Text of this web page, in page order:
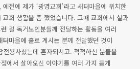
전에 제가 ‘광명교회’라고 새터마을에 위치한
회 생활을 좀 했었습니다. 그때 교회에서 설과
걸 독거노인분들께 전달하는 활동을 여러
마을에 홀로 계시는 분께 전달했던 것이
전용사셨는데 혼자되시고. 적적하신 분들을
에서 살아오신 이야기를 여러 가지 듣게